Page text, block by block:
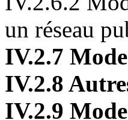
un réseau
IV.2.7
IV.2.8
IV.2.9